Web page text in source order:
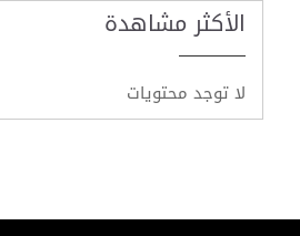
الأكثر مشاهدة
لا توجد محتويات